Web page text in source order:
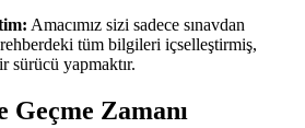
Amacımız sizi sadece sınavdan
tüm bilgileri içselleştirmiş,
sürücü yapmaktır.
Zamanı